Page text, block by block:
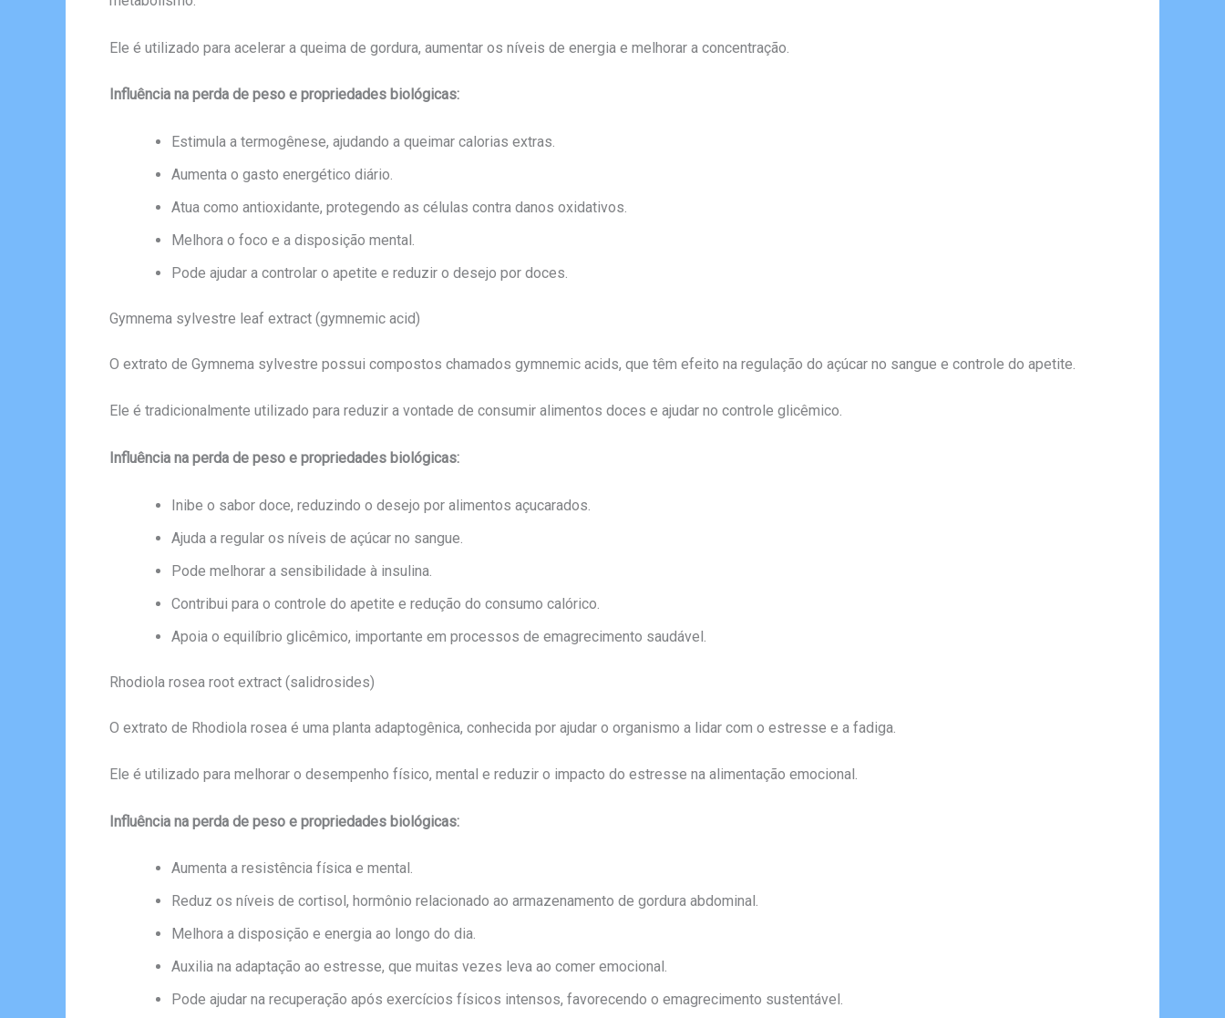
Ele é utilizado para acelerar a queima de gordura, aumentar os níveis de energia e melhorar a concentração.
Influência na perda de peso e propriedades biológicas:
Estimula a termogênese, ajudando a queimar calorias extras.
Aumenta o gasto energético diário.
Atua como antioxidante, protegendo as células contra danos oxidativos.
Melhora o foco e a disposição mental.
Pode ajudar a controlar o apetite e reduzir o desejo por doces.
Gymnema sylvestre leaf extract (gymnemic acid)
O extrato de Gymnema sylvestre possui compostos chamados gymnemic acids, que têm efeito na regulação do açúcar no sangue e controle do apetite.
Ele é tradicionalmente utilizado para reduzir a vontade de consumir alimentos doces e ajudar no controle glicêmico.
Influência na perda de peso e propriedades biológicas:
Inibe o sabor doce, reduzindo o desejo por alimentos açucarados.
Ajuda a regular os níveis de açúcar no sangue.
Pode melhorar a sensibilidade à insulina.
Contribui para o controle do apetite e redução do consumo calórico.
Apoia o equilíbrio glicêmico, importante em processos de emagrecimento saudável.
Rhodiola rosea root extract (salidrosides)
O extrato de Rhodiola rosea é uma planta adaptogênica, conhecida por ajudar o organismo a lidar com o estresse e a fadiga.
Ele é utilizado para melhorar o desempenho físico, mental e reduzir o impacto do estresse na alimentação emocional.
Influência na perda de peso e propriedades biológicas:
Aumenta a resistência física e mental.
Reduz os níveis de cortisol, hormônio relacionado ao armazenamento de gordura abdominal.
Melhora a disposição e energia ao longo do dia.
Auxilia na adaptação ao estresse, que muitas vezes leva ao comer emocional.
Pode ajudar na recuperação após exercícios físicos intensos, favorecendo o emagrecimento sustentável.